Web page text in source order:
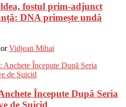
fostul prim-adjunct
DNA primește undă
Vidjean Mihai
Începute După Seria
de Suicid